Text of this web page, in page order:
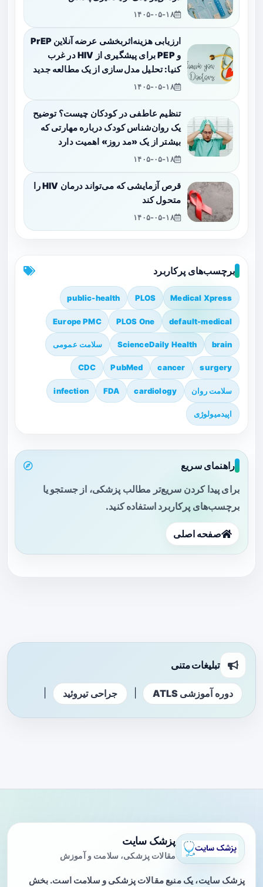
۱۴۰۵-۰۵-۱۸
ارزیابی هزینه‌اثربخشی عرضه آنلاین PrEP
و PEP برای پیشگیری از HIV در غرب
کنیا: تحلیل مدل‌سازی از یک مطالعه جدید
۱۴۰۵-۰۵-۱۸
تنظیم عاطفی در کودکان چیست؟ توضیح
یک روان‌شناس کودک درباره مهارتی که
بیشتر از یک «مد روز» اهمیت دارد
۱۴۰۵-۰۵-۱۸
قرص آزمایشی که می‌تواند درمان HIV را
متحول کند
۱۴۰۵-۰۵-۱۸
برچسب‌های پرکاربرد
Medical Xpress
PLOS
public-health
default-medical
PLOS One
Europe PMC
brain
ScienceDaily Health سلامت عمومی
surgery
cancer
PubMed
CDC
سلامت روان cardiology
FDA
infection
اپیدمیولوژی
راهنمای سریع
برای پیدا کردن سریع‌تر مطالب پزشکی، از جستجو یا
برچسب‌های پرکاربرد استفاده کنید.
صفحه اصلی
تبلیغات متنی
دوره آموزشی ATLS جراحی تیروئید
پزشک سایت
مقالات پزشکی، سلامت و آموزش
پزشک سایت، یک منبع مقالات پزشکی و سلامت است. بخش